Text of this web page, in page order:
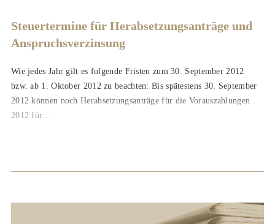
Steuertermine für Herabsetzungsanträge und
Anspruchsverzinsung
Wie jedes Jahr gilt es folgende Fristen zum 30. September 2012
bzw. ab 1. Oktober 2012 zu beachten: Bis spätestens 30. September
2012 können noch Herabsetzungsanträge für die Vorauszahlungen
2012 für...